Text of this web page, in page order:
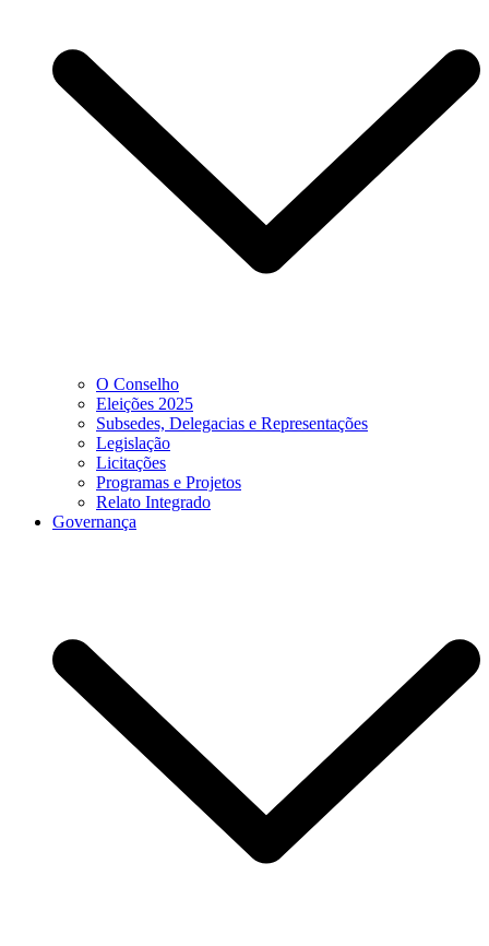
O Conselho
Eleições 2025
Subsedes, Delegacias e Representações
Legislação
Licitações
Programas e Projetos
Relato Integrado
Governança